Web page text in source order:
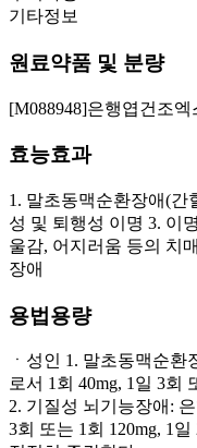
기타정보
원료약품 및 분량
[M088948]은행엽건조엑
효능효과
1. 말초동맥순환장애(간
성 및 퇴행성 이명 3. 이
울감, 어지러움 등의 치
장애
용법용량
ㆍ성인 1. 말초동맥순
로서 1회 40mg, 1일 3회
2. 기질성 뇌기능장애:
3회 또는 1회 120mg, 1